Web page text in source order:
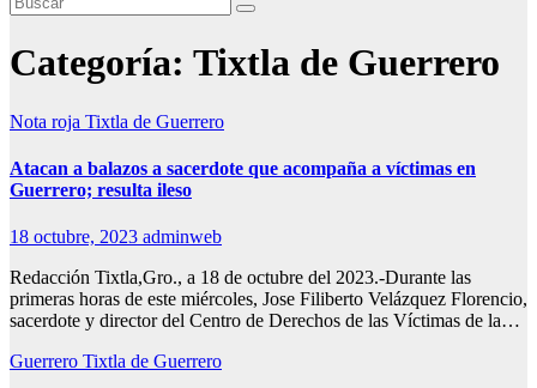
Categoría: Tixtla de Guerrero
Nota roja Tixtla de Guerrero
Atacan a balazos a sacerdote que acompaña a víctimas en
Guerrero; resulta ileso
18 octubre, 2023 adminweb
Redacción Tixtla,Gro., a 18 de octubre del 2023.-Durante las
primeras horas de este miércoles, Jose Filiberto Velázquez Florencio,
sacerdote y director del Centro de Derechos de las Víctimas de la…
Guerrero Tixtla de Guerrero